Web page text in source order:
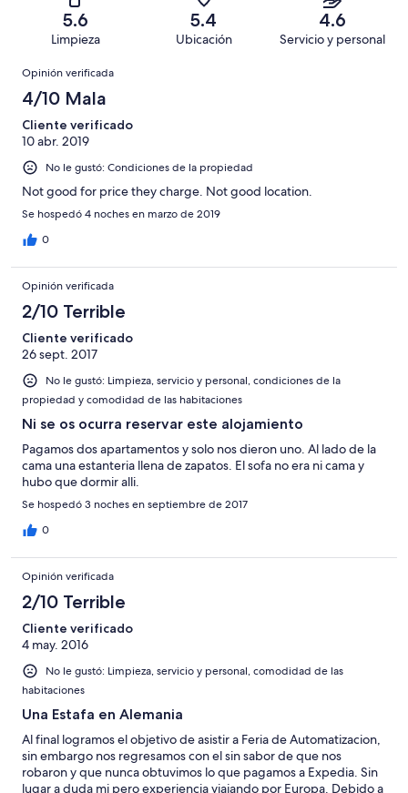
opiniones
opiniones
de
opiniones
Basada
de
opiniones
Terrible.
Basada
de
26
opiniones
5.6
Limpieza
5.4
Ubicación
4.6
Servicio y personal
Opiniones
Opinión verificada
4/10 Mala
Cliente verificado
10 abr. 2019
No le gustó: Condiciones de la propiedad
Not good for price they charge. Not good location.
Se hospedó 4 noches en marzo de 2019
0
Opinión verificada
2/10 Terrible
Cliente verificado
26 sept. 2017
No le gustó: Limpieza, servicio y personal, condiciones de la
propiedad y comodidad de las habitaciones
Ni se os ocurra reservar este alojamiento
Pagamos dos apartamentos y solo nos dieron uno. Al lado de la
cama una estanteria llena de zapatos. El sofa no era ni cama y
hubo que dormir alli.
Se hospedó 3 noches en septiembre de 2017
0
Opinión verificada
2/10 Terrible
Cliente verificado
4 may. 2016
No le gustó: Limpieza, servicio y personal, comodidad de las
habitaciones
Una Estafa en Alemania
Al final logramos el objetivo de asistir a Feria de Automatizacion,
sin embargo nos regresamos con el sin sabor de que nos
robaron y que nunca obtuvimos lo que pagamos a Expedia. Sin
lugar a duda mi pero experiencia viajando por Europa. Debido a